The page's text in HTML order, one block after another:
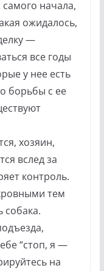
начала,
ожидалось,
—
все годы
у нее есть
борьбы с ее
хозяин,
вслед за
контроль.
тем
собака.
“стоп, я —
на